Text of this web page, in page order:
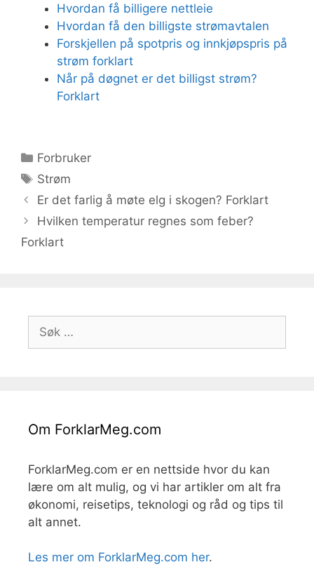
Hvordan få billigere nettleie
Hvordan få den billigste strømavtalen
Forskjellen på spotpris og innkjøpspris på
strøm forklart
Når på døgnet er det billigst strøm?
Forklart
Kategorier
Forbruker
Stikkord
Strøm
Er det farlig å møte elg i skogen? Forklart
Hvilken temperatur regnes som feber?
Forklart
etter:
Om ForklarMeg.com
ForklarMeg.com er en nettside hvor du kan
lære om alt mulig, og vi har artikler om alt fra
økonomi, reisetips, teknologi og råd og tips til
alt annet.
Les mer om ForklarMeg.com her.